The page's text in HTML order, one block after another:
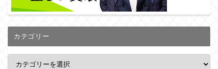
カテゴリー